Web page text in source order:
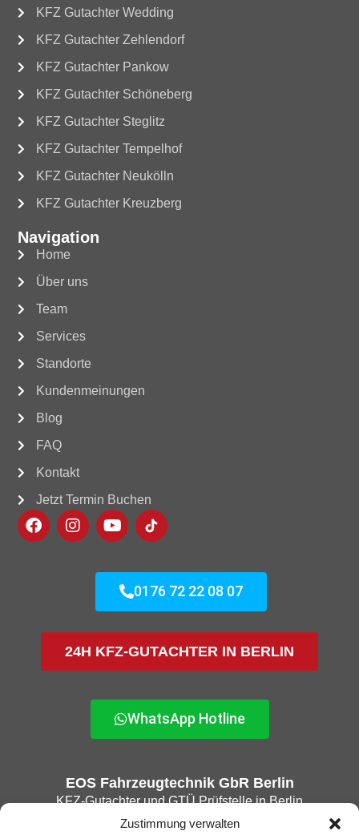
Zustimmung verwalten
KFZ Gutachter Wedding
KFZ Gutachter Zehlendorf
KFZ Gutachter Pankow
KFZ Gutachter Schöneberg
KFZ Gutachter Steglitz
KFZ Gutachter Tempelhof
KFZ Gutachter Neukölln
KFZ Gutachter Kreuzberg
Navigation
Home
Über uns
Team
Services
Standorte
Kundenmeinungen
Blog
FAQ
Kontakt
Jetzt Termin Buchen
0176 72 22 08 07
24H KFZ-GUTACHTER IN BERLIN
WhatsApp Hotline
EOS Fahrzeugtechnik GbR Berlin
KFZ-Gutachter und GTÜ Prüfstelle in Berlin